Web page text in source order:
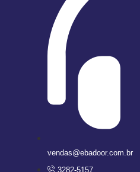
vendas@ebadoor.com.br
3282-5157